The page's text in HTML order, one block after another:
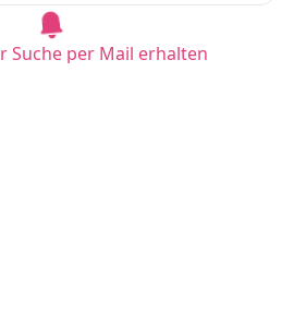
Suche per Mail erhalten